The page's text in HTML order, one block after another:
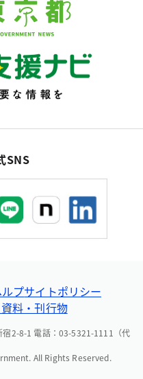
SNS
プサイトポリシー
料・刊行物
2-8-1 電話：03-5321-1111（代
All Rights Reserved.